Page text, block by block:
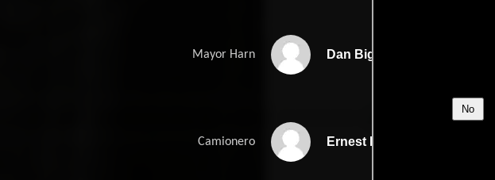
No
Mayor Harn Dan Biggers
Camionero Ernest Dixon